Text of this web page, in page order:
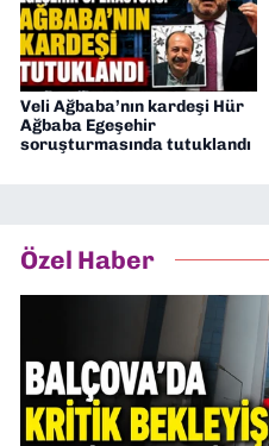
Veli Ağbaba’nın kardeşi Hür
Ağbaba Egeşehir
soruşturmasında tutuklandı
Özel Haber